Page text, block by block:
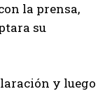
la prensa,
su
y luego